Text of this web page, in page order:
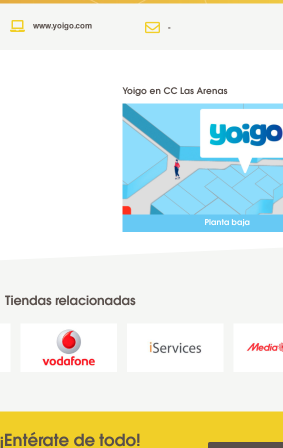
www.yoigo.com -
Yoigo en CC Las Arenas
Planta baja
Tiendas relacionadas
¡Entérate de todo!